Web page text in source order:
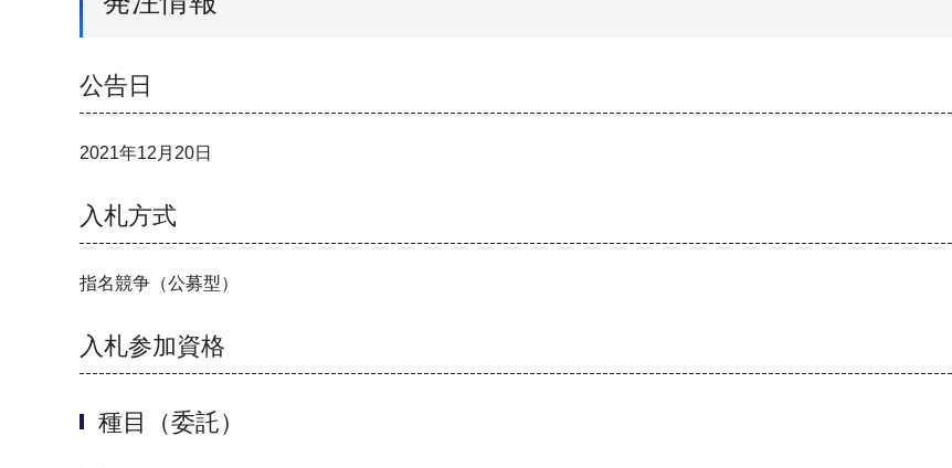
公告日
2021年12月20日
入札方式
指名競争（公募型）
入札参加資格
種目（委託）